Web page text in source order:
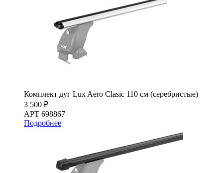
Комплект дуг Lux Aero Clasic 110 см (серебристые)
3 500 ₽
АРТ 698867
Подробнее